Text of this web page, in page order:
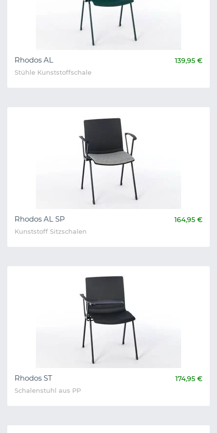
Rhodos AL 139,95 €
Stühle Kunststoffschale
Rhodos AL SP 164,95 €
Kunststoff Sitzschalen
Rhodos ST 174,95 €
Schalenstuhl aus PP